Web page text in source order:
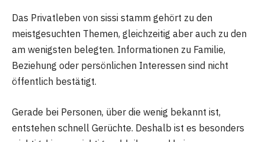
Das Privatleben von sissi stamm gehört zu den
meistgesuchten Themen, gleichzeitig aber auch zu den
am wenigsten belegten. Informationen zu Familie,
Beziehung oder persönlichen Interessen sind nicht
öffentlich bestätigt.
Gerade bei Personen, über die wenig bekannt ist,
entstehen schnell Gerüchte. Deshalb ist es besonders